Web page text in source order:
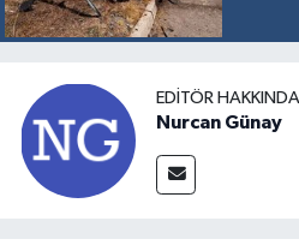
EDITÖR HAKKINDA
Nurcan Günay